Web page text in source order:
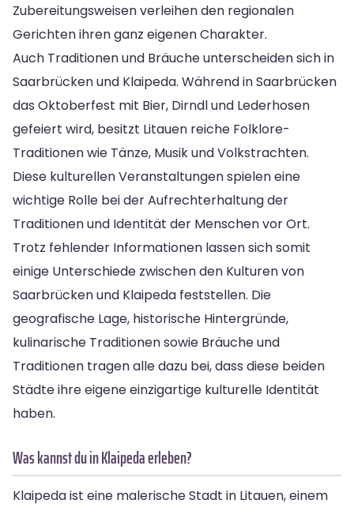
Zubereitungsweisen verleihen den regionalen
Gerichten ihren ganz eigenen Charakter.
Auch Traditionen und Bräuche unterscheiden sich in
Saarbrücken und Klaipeda. Während in Saarbrücken
das Oktoberfest mit Bier, Dirndl und Lederhosen
gefeiert wird, besitzt Litauen reiche Folklore-
Traditionen wie Tänze, Musik und Volkstrachten.
Diese kulturellen Veranstaltungen spielen eine
wichtige Rolle bei der Aufrechterhaltung der
Traditionen und Identität der Menschen vor Ort.
Trotz fehlender Informationen lassen sich somit
einige Unterschiede zwischen den Kulturen von
Saarbrücken und Klaipeda feststellen. Die
geografische Lage, historische Hintergründe,
kulinarische Traditionen sowie Bräuche und
Traditionen tragen alle dazu bei, dass diese beiden
Städte ihre eigene einzigartige kulturelle Identität
haben.
Was kannst du in Klaipeda erleben?
Klaipeda ist eine malerische Stadt in Litauen, einem